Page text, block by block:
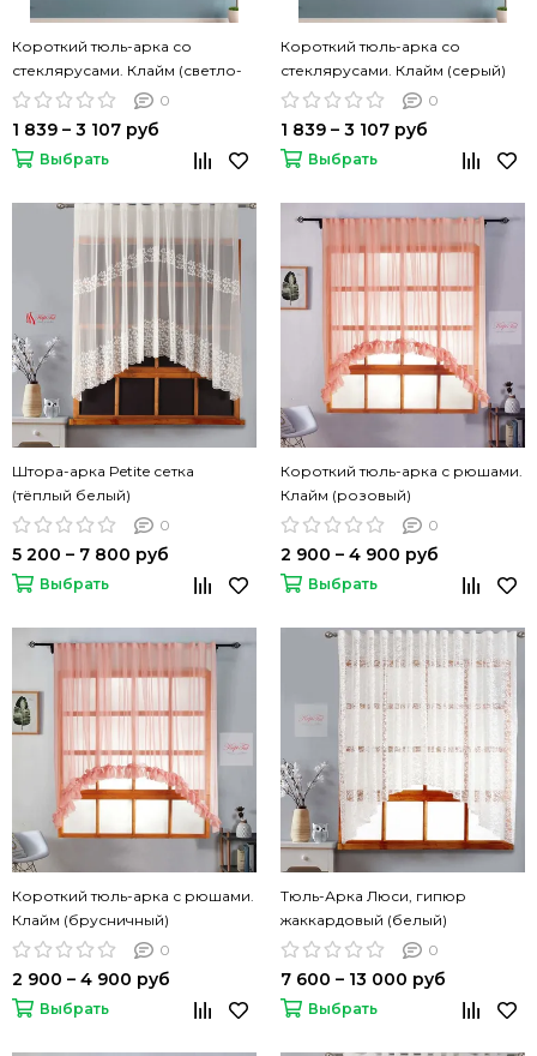
Короткий тюль-арка со
стеклярусами. Клайм (светло-
коричневый)
0
1 839 – 3 107 руб
Выбрать
Короткий тюль-арка со
стеклярусами. Клайм (серый)
0
1 839 – 3 107 руб
Выбрать
Штора-арка Petite сетка
(тёплый белый)
0
5 200 – 7 800 руб
Выбрать
Короткий тюль-арка с рюшами.
Клайм (розовый)
0
2 900 – 4 900 руб
Выбрать
Короткий тюль-арка с рюшами.
Клайм (брусничный)
0
2 900 – 4 900 руб
Выбрать
Тюль-Арка Люси, гипюр
жаккардовый (белый)
0
7 600 – 13 000 руб
Выбрать